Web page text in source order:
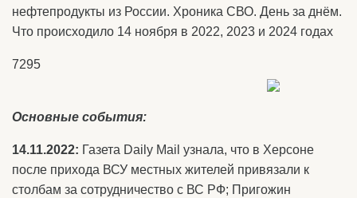
нефтепродукты из России. Хроника СВО. День за днём.
Что происходило 14 ноября в 2022, 2023 и 2024 годах
7295
Основные события:
14.11.2022: Газета Daily Mail узнала, что в Херсоне
после прихода ВСУ местных жителей привязали к
столбам за сотрудничество с ВС РФ; Пригожин